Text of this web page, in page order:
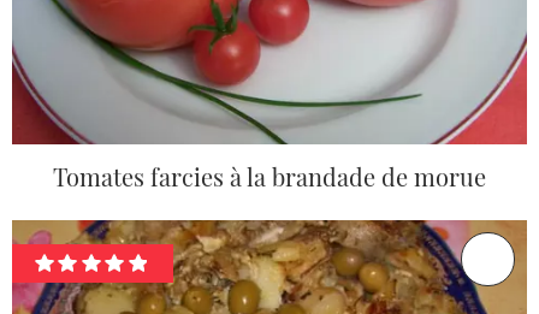
Tomates farcies à la brandade de morue